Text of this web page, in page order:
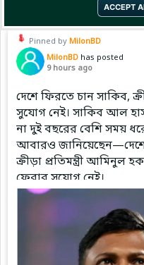
ACCEPT
Pinned by MilonBD
MilonBD has posted
9 hours ago
দেশে ফিরতে চান সাকিব,
সুযোগ নেই। সাকিব আল
না দুই বছরের বেশি সময়
আবারও
ক্রীড়া প্রতিমন্ত্রী আমিনুল
ফেরার সুযোগ নেই।